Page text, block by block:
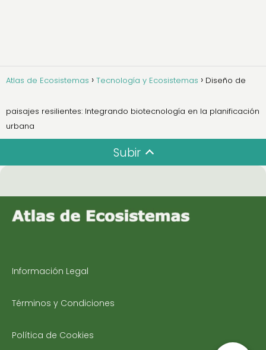
Atlas de Ecosistemas Tecnología y Ecosistemas Diseño de
paisajes resilientes: Integrando biotecnología en la planificación
urbana
Subir
Información Legal
Términos y Condiciones
Política de Cookies